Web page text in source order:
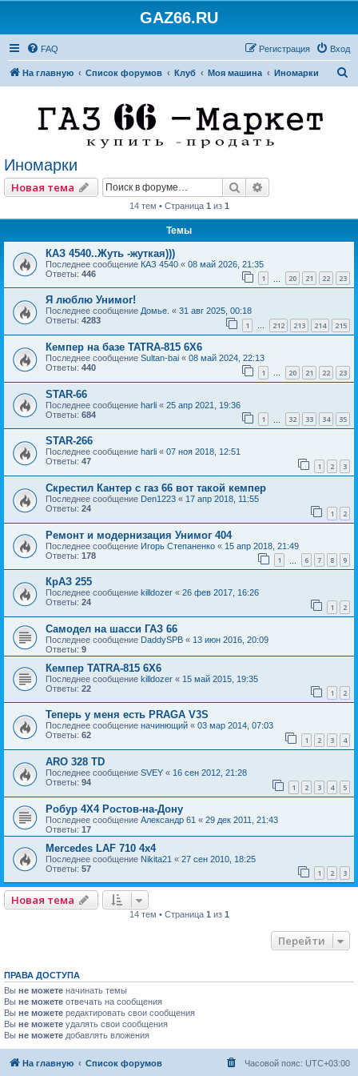
GAZ66.RU
FAQ Вход
Регистрация
На главную Список форумов Клуб Моя машина Иномарки
Иномарки
Новая тема Поиск
14 тем • Страница 1 из 1
Темы
КАЗ 4540..Жуть -жуткая)))
Последнее сообщение КАЗ 4540 « 08 май 2026, 21:35
Ответы: 446 1 20 21 22 23
Я люблю Унимог!
Последнее сообщение Домье. « 31 авг 2025, 00:18
Ответы: 4283 1 … 212 213 214 215
Кемпер на базе TATRA-815 6X6
Последнее сообщение Sultan-bai « 08 май 2024, 22:13
Ответы: 440 1 … 20 21 22 23
STAR-66
Последнее сообщение harli « 25 апр 2021, 19:36
Ответы: 684 1 32 33 34 35
STAR-266
Последнее сообщение harli « 07 ноя 2018, 12:51
Ответы: 47 1 2 3
Скрестил Кантер с газ 66 вот такой кемпер
Последнее сообщение Den1223 « 17 апр 2018, 11:55
Ответы: 24 1 2
Ремонт и модернизация Унимог 404
Последнее сообщение Игорь Степаненко « 15 апр 2018, 21:49
Ответы: 178 1 6 7 8 9
КрАЗ 255
Последнее сообщение killdozer « 26 фев 2017, 16:26
Ответы: 24 1 2
Самодел на шасси ГАЗ 66
Последнее сообщение DaddySPB « 13 июн 2016, 20:09
Ответы: 9
Кемпер TATRA-815 6X6
Последнее сообщение killdozer « 15 май 2015, 19:35
Ответы: 22 1 2
Теперь у меня есть PRAGA V3S
Последнее сообщение начинющий « 03 мар 2014, 07:03
Ответы: 62 1 2 3 4
ARO 328 TD
Последнее сообщение SVEY « 16 сен 2012, 21:28
Ответы: 94 1 2 3 4 5
Робур 4Х4 Ростов-на-Дону
Последнее сообщение Александр 61 « 29 дек 2011, 21:43
Ответы: 17
Mercedes LAF 710 4х4
Последнее сообщение Nikita21 « 27 сен 2010, 18:25
Ответы: 57 1 2 3
Новая тема
14 тем • Страница 1 из 1
Перейти
ПРАВА ДОСТУПА
Вы не можете начинать темы
Вы не можете отвечать на сообщения
Вы не можете редактировать свои сообщения
Вы не можете удалять свои сообщения
Вы не можете добавлять вложения
На главную Список форумов Часовой пояс: UTC+03:00